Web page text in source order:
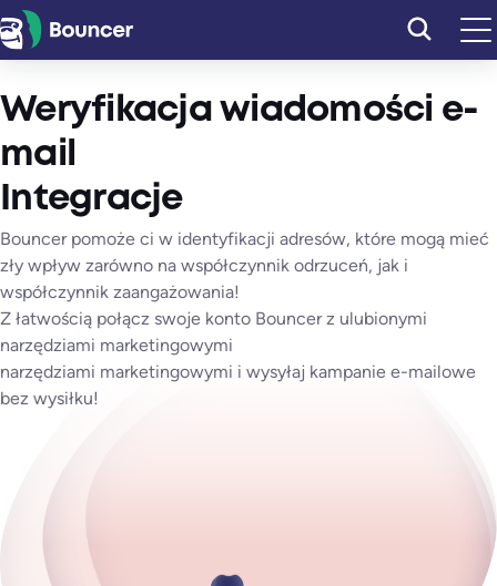
Przejdź
do
Weryfikacja wiadomości e-
mail
Integracje
Bouncer pomoże ci w identyfikacji adresów, które mogą mieć
zły wpływ zarówno na współczynnik odrzuceń, jak i
współczynnik zaangażowania!
Z łatwością połącz swoje konto Bouncer z ulubionymi
narzędziami marketingowymi
narzędziami marketingowymi i wysyłaj kampanie e-mailowe
bez wysiłku!